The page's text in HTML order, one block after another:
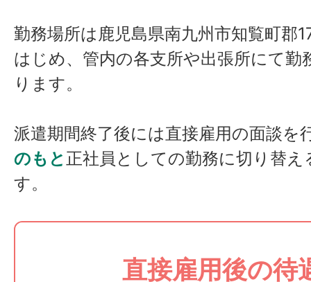
勤務場所は鹿児島県南九州市知覧町郡
はじめ、管内の各支所や出張所にて勤
ります。
派遣期間終了後には直接雇用の面談を
のもと 正社員としての勤務に切り替
す。
直接雇用後の待